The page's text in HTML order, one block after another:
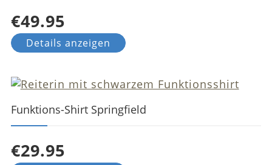
€49.95
Details anzeigen
Funktions-Shirt Springfield
€29.95